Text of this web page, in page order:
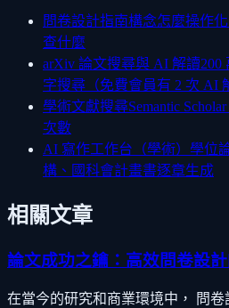
問卷設計指南構念怎麼操作
查什麼
arXiv 論文搜尋與 AI 解讀200
字搜尋（免費會員有 2 次 AI
學術文獻搜尋Semantic
次數
AI 寫作工作台（學術） 學位
構、國科會計畫書逐章生成
相關文章
論文成功之鑰：高效問卷設
在當今的研究和商業環境中， 問